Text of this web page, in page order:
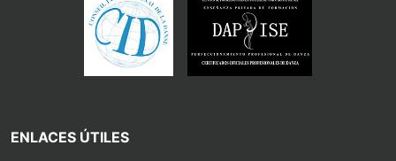
ENLACES ÚTILES